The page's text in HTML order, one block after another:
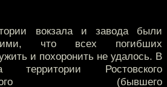
вокзала и завода были
что всех погибших
и похоронить не удалось. В
Ростовского
(бывшего